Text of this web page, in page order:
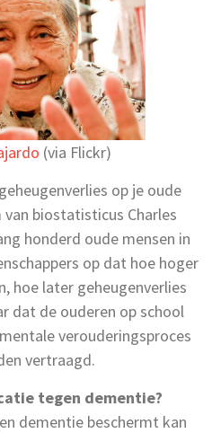
(via Flickr)
op je oude
biostatisticus Charles
honderd oude mensen in
op dat hoe hoger
hoe later geheugenverlies
dat de ouderen op school
verouderingsproces
vertraagd.
tegen dementie?
dementie beschermt kan